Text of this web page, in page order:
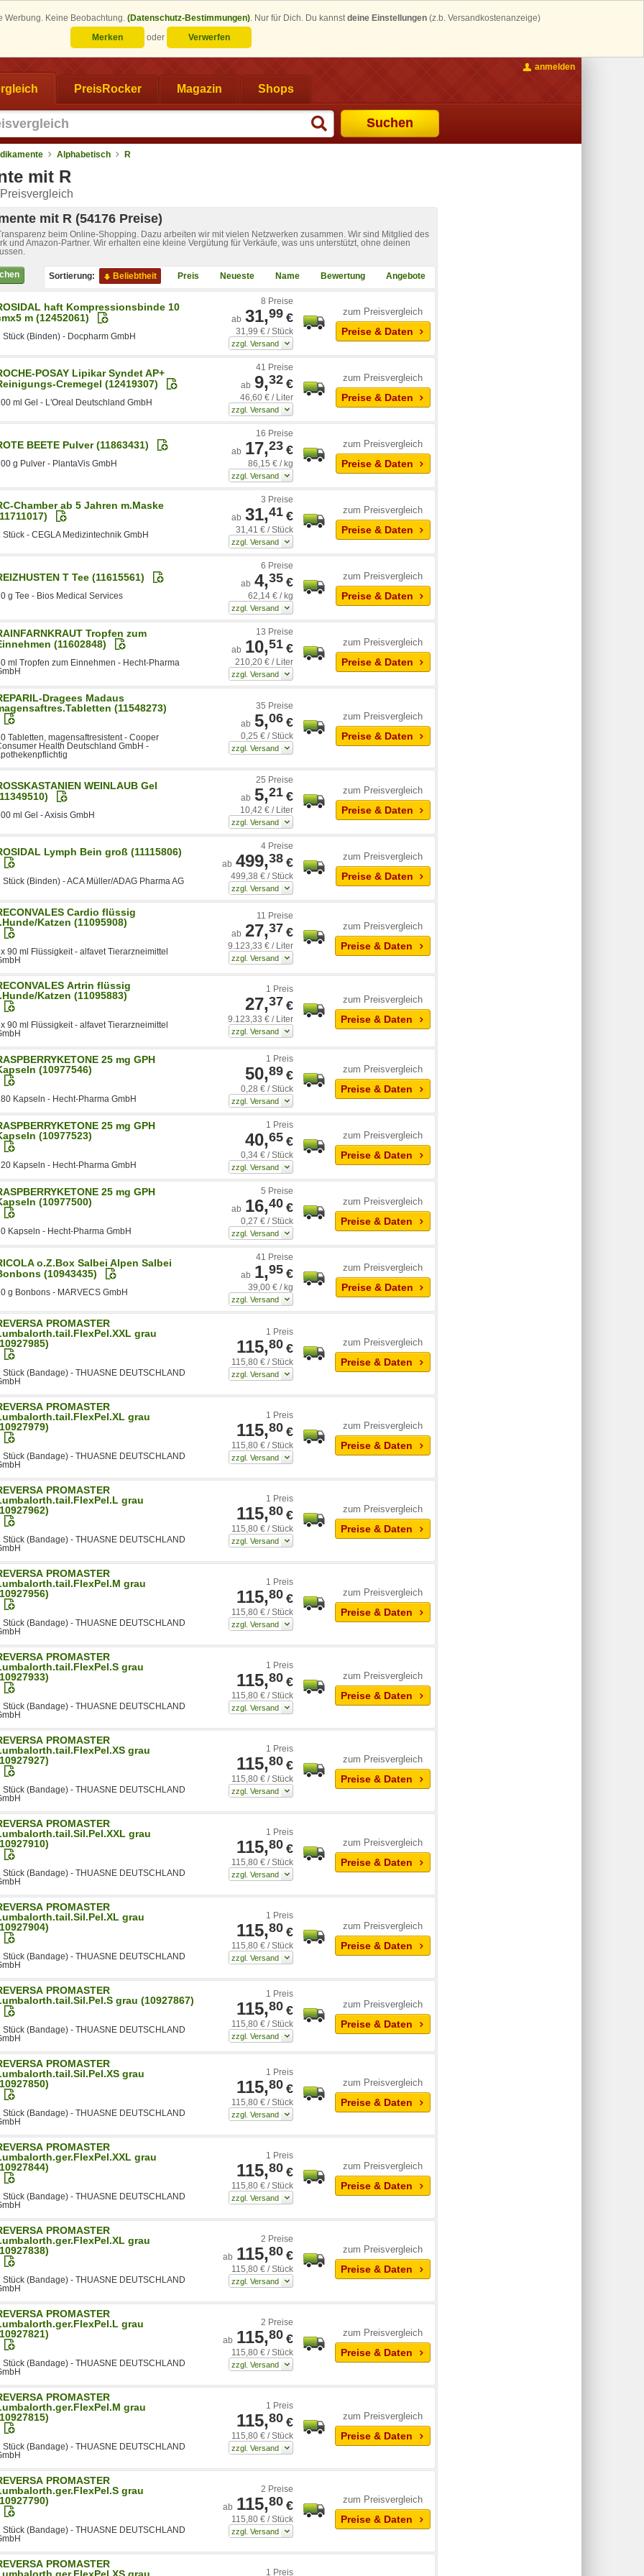
Werbung. Keine Beobachtung. (Datenschutz-Bestimmungen). Nur für Dich. Du kannstdeine Einstellungen (z.b. Versandkostenanzeige)
Merken
oder Verwerfen
PreisRocker Magazin Shops
Suchen
anmelden
Alphabetisch R
mit R
mit R (54176 Preise)
beim Online-Shopping. Dazu arbeiten wir mit vielen Netzwerken zusammen. Wir sind Mitglied des
und Amazon-Partner. Wir erhalten eine kleine Vergütung für Verkäufe, was uns unterstützt, ohne deinen
Sortierung: Beliebtheit Preis Neueste Name Bewertung Angebote
haft Kompressionsbinde 10
m (12452061)
Stück (Binden) - Docpharm GmbH
8 Preise
ab 31,99 €
31,99 € / Stück
zum Preisvergleich
Preise & Daten
POSAY Lipikar Syndet AP+
Cremegel (12419307)
ml Gel - L'Oreal Deutschland GmbH
41 Preise
ab 9,32 €
46,60 € / Liter
zum Preisvergleich
Preise & Daten
BEETE Pulver (11863431)
g Pulver - PlantaVis GmbH
16 Preise
ab 17,23 €
86,15 € / kg
zum Preisvergleich
Preise & Daten
Chamber ab 5 Jahren m.Maske
Stück - CEGLA Medizintechnik GmbH
3 Preise
ab 31,41 €
31,41 € / Stück
zum Preisvergleich
Preise & Daten
T Tee (11615561)
g Tee - Bios Medical Services
6 Preise
ab 4,35 €
62,14 € / kg
zum Preisvergleich
Preise & Daten
Tropfen zum
(11602848)
ml Tropfen zum Einnehmen - Hecht-Pharma
13 Preise
ab 10,51 €
210,20 € / Liter
zum Preisvergleich
Preise & Daten
Dragees Madaus
(11548273)
Tabletten, magensaftresistent - Cooper
Health Deutschland GmbH -
35 Preise
ab 5,06 €
0,25 € / Stück
zum Preisvergleich
Preise & Daten
WEINLAUB Gel
ml Gel - Axisis GmbH
25 Preise
ab 5,21 €
10,42 € / Liter
zum Preisvergleich
Preise & Daten
Lymph Bein groß (11115806)
Stück (Binden) - ACA Müller/ADAG Pharma AG
4 Preise
ab 499,38 €
499,38 € / Stück
zum Preisvergleich
Preise & Daten
Cardio flüssig
Katzen (11095908)
90 ml Flüssigkeit - alfavet Tierarzneimittel
11 Preise
ab 27,37 €
9.123,33 € / Liter
zum Preisvergleich
Preise & Daten
Artrin flüssig
Katzen (11095883)
90 ml Flüssigkeit - alfavet Tierarzneimittel
1 Preis
27,37 €
9.123,33 € / Liter
zum Preisvergleich
Preise & Daten
25 mg GPH
(10977546)
Kapseln - Hecht-Pharma GmbH
1 Preis
50,89 €
0,28 € / Stück
zum Preisvergleich
Preise & Daten
25 mg GPH
(10977523)
Kapseln - Hecht-Pharma GmbH
1 Preis
40,65 €
0,34 € / Stück
zum Preisvergleich
Preise & Daten
25 mg GPH
(10977500)
Kapseln - Hecht-Pharma GmbH
5 Preise
ab 16,40 €
0,27 € / Stück
zum Preisvergleich
Preise & Daten
o.Z.Box Salbei Alpen Salbei
(10943435)
g Bonbons - MARVECS GmbH
41 Preise
ab 1,95 €
39,00 € / kg
zum Preisvergleich
Preise & Daten
PROMASTER
grau
Stück (Bandage) - THUASNE DEUTSCHLAND
1 Preis
115,80 €
115,80 € / Stück
zum Preisvergleich
Preise & Daten
PROMASTER
grau
Stück (Bandage) - THUASNE DEUTSCHLAND
1 Preis
115,80 €
115,80 € / Stück
zum Preisvergleich
Preise & Daten
PROMASTER
grau
Stück (Bandage) - THUASNE DEUTSCHLAND
1 Preis
115,80 €
115,80 € / Stück
zum Preisvergleich
Preise & Daten
PROMASTER
grau
Stück (Bandage) - THUASNE DEUTSCHLAND
1 Preis
115,80 €
115,80 € / Stück
zum Preisvergleich
Preise & Daten
PROMASTER
grau
Stück (Bandage) - THUASNE DEUTSCHLAND
1 Preis
115,80 €
115,80 € / Stück
zum Preisvergleich
Preise & Daten
PROMASTER
grau
Stück (Bandage) - THUASNE DEUTSCHLAND
1 Preis
115,80 €
115,80 € / Stück
zum Preisvergleich
Preise & Daten
PROMASTER
grau
Stück (Bandage) - THUASNE DEUTSCHLAND
1 Preis
115,80 €
115,80 € / Stück
zum Preisvergleich
Preise & Daten
PROMASTER
grau
Stück (Bandage) - THUASNE DEUTSCHLAND
1 Preis
115,80 €
115,80 € / Stück
zum Preisvergleich
Preise & Daten
PROMASTER
grau (10927867)
Stück (Bandage) - THUASNE DEUTSCHLAND
1 Preis
115,80 €
115,80 € / Stück
zum Preisvergleich
Preise & Daten
PROMASTER
grau
Stück (Bandage) - THUASNE DEUTSCHLAND
1 Preis
115,80 €
115,80 € / Stück
zum Preisvergleich
Preise & Daten
PROMASTER
grau
Stück (Bandage) - THUASNE DEUTSCHLAND
1 Preis
115,80 €
115,80 € / Stück
zum Preisvergleich
Preise & Daten
PROMASTER
grau
Stück (Bandage) - THUASNE DEUTSCHLAND
2 Preise
ab 115,80 €
115,80 € / Stück
zum Preisvergleich
Preise & Daten
PROMASTER
grau
Stück (Bandage) - THUASNE DEUTSCHLAND
2 Preise
ab 115,80 €
115,80 € / Stück
zum Preisvergleich
Preise & Daten
PROMASTER
grau
Stück (Bandage) - THUASNE DEUTSCHLAND
1 Preis
115,80 €
115,80 € / Stück
zum Preisvergleich
Preise & Daten
PROMASTER
grau
Stück (Bandage) - THUASNE DEUTSCHLAND
2 Preise
ab 115,80 €
115,80 € / Stück
zum Preisvergleich
Preise & Daten
PROMASTER
grau
1 Preis